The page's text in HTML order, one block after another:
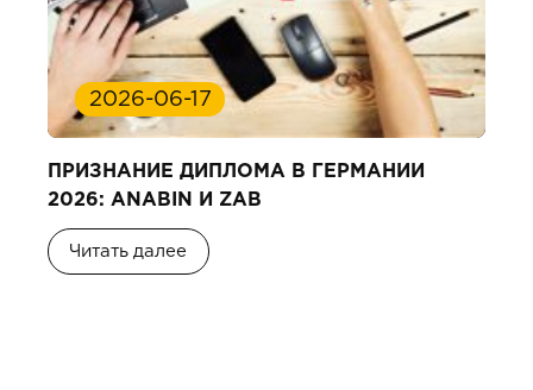
2026-06-17
ПРИЗНАНИЕ ДИПЛОМА В ГЕРМАНИИ
2026: ANABIN И ZAB
Читать далее